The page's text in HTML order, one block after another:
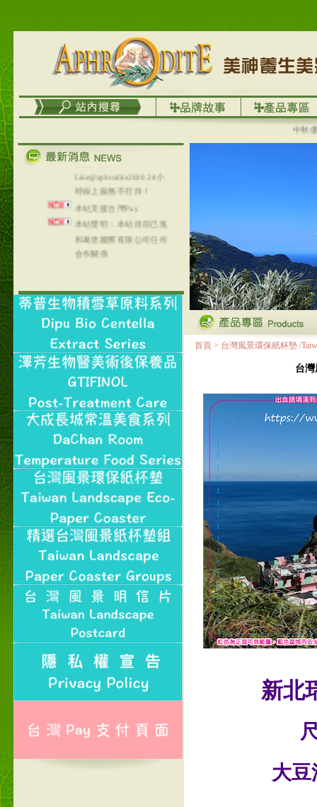
中秋優
列，可以郵寄至部分亞太
在外租屋者、居住處無管
理員、不方便在工作地點
取件者，歡迎多多使用
【郵局i郵箱】的服務喔～
【i郵箱】設立的地點，請
成功加入
Line@aphrodite2020 24小
時線上服務不打烊！
本站支援台灣Pay
本站聲明：本站目前已無
和葛堡國際有限公司任何
合作關係
本站支援支付宝
NT$320(RMB￥71.00)
首頁 > 台灣風景環保紙杯墊 /
台灣
新北
大